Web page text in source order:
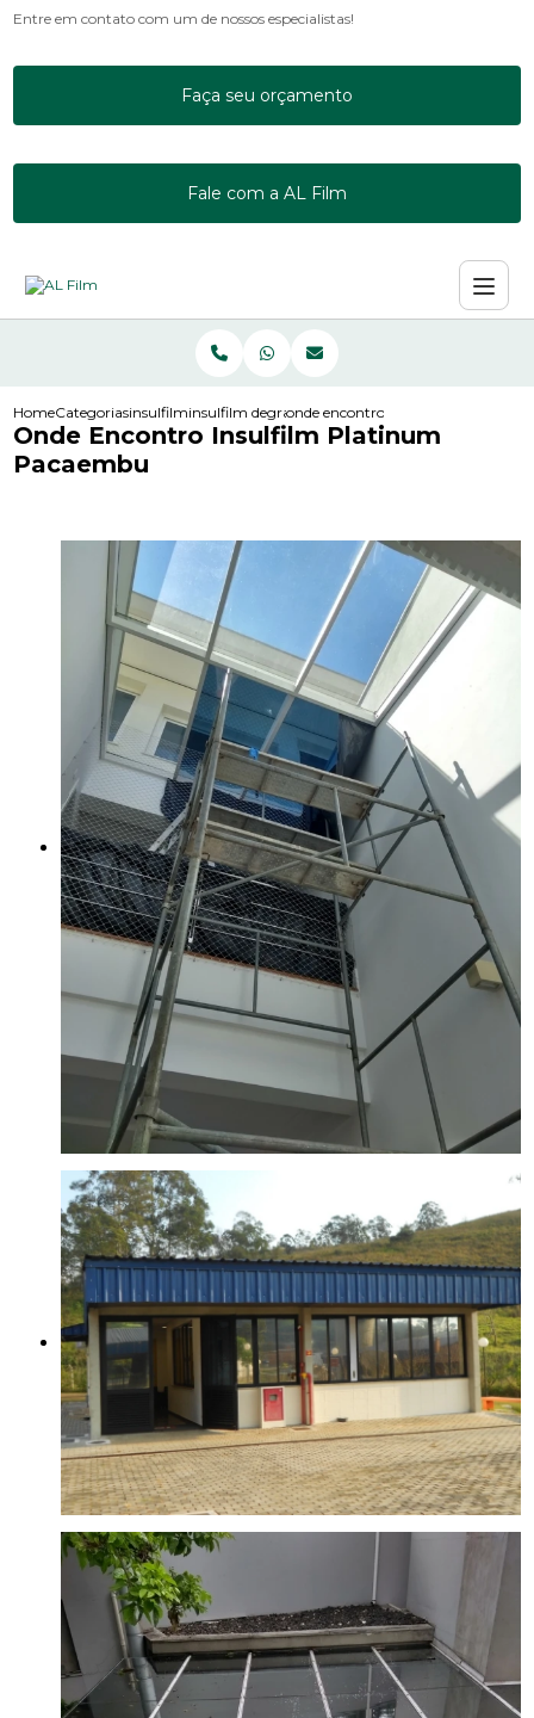
Entre em contato com um de nossos especialistas!
Faça seu orçamento
Fale com a AL Film
HomeCategoriasinsulfilminsulfilm degradeonde encontro insulfilm platinum
Onde Encontro Insulfilm Platinum
Pacaembu